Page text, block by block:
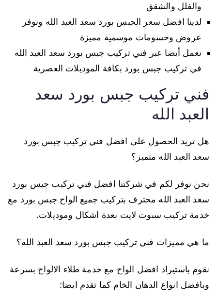
والفلل والشقق
لدينا افضل سعر الجبس بورد سعد العبد الله ونوفر
عروض وحسومات موسمية مميزة
نعمل أيضا عبر فني تركيب جبس بورد سعد العبد الله
في تركيب جبس بورد بكافة الموديلات العصرية
فني تركيب جبس بورد سعد
العبد الله
هل تريد الحصول على افضل فني تركيب جبس بورد
سعد العبد الله متميز؟
نحن نوفر لكم في شركتنا افضل فني تركيب جبس بورد
سعد العبد الله محترف بتركيب جميع الواح جبس بورد مع
خدمة تركيب سبوت لايت بعدة اشكال وموديلات.
ما هي مميزات فني تركيب جبس بورد سعد العبد الله؟
نقوم باستيراد افضل الواح مع خدمة طلاء الالواح بسرعة
وبافضل انواع الدهان الخام كما تقدم ايضا: